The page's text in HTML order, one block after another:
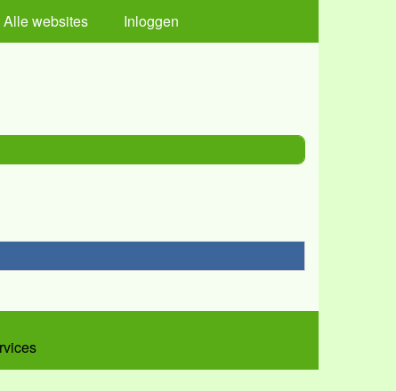
Alle websites Inloggen